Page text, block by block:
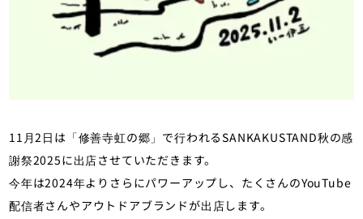
11月2日は「修善寺虹の郷」で行われるSANKAKUSTAND秋の感
謝祭2025に出店させていただきます。
今年は2024年よりさらにパワーアップし、たくさんのYouTube
配信者さんやアウトドアブランドが出店します。